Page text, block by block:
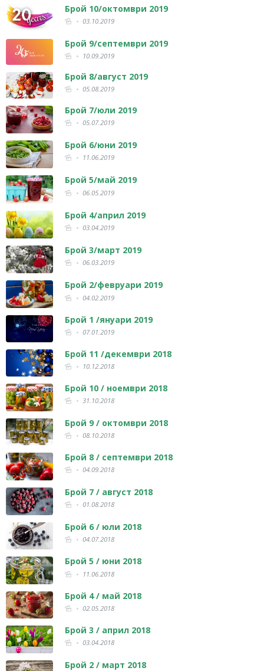
Брой 10/октомври 2019
03.10.2019
Брой 9/септември 2019
10.09.2019
Брой 8/август 2019
05.08.2019
Брой 7/юли 2019
05.07.2019
Брой 6/юни 2019
11.06.2019
Брой 5/май 2019
06.05.2019
Брой 4/април 2019
03.04.2019
Брой 3/март 2019
06.03.2019
Брой 2/февруари 2019
04.02.2019
Брой 1 /януари 2019
07.01.2019
Брой 11 /декември 2018
10.12.2018
Брой 10 / ноември 2018
31.10.2018
Брой 9 / октомври 2018
08.10.2018
Брой 8 / септември 2018
04.09.2018
Брой 7 / август 2018
01.08.2018
Брой 6 / юли 2018
04.07.2018
Брой 5 / юни 2018
11.06.2018
Брой 4 / май 2018
02.05.2018
Брой 3 / април 2018
03.04.2018
Брой 2 / март 2018